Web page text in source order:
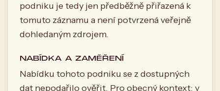
podniku je tedy jen předběžně přiřazená k
tomuto záznamu a není potvrzená veřejně
dohledaným zdrojem.
NABÍDKA A ZAMĚŘENÍ
Nabídku tohoto podniku se z dostupných
dat nepodařilo ověřit. Pro obecný kontext: v